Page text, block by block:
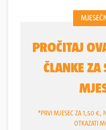
kazališni redatelj i kao
smatra jednim od
redatelja u povijesti
jedinstveni, teološko-
osigurao mu je visoko
umjetnika 20. stoljeća.
film, "Kazalište i violina"
dugometražnih: